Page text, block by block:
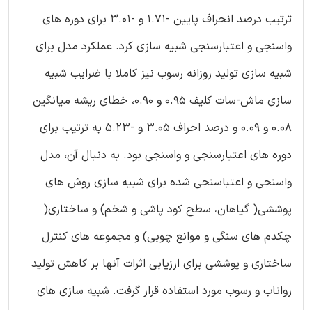
ترتیب درصد انحراف پایین -1.71 و -3.01 برای دوره های
واسنجی و اعتبارسنجی شبیه سازی کرد. عملکرد مدل برای
شبیه سازی تولید روزانه رسوب نیز کاملا با ضرایب شبیه
سازی ماش-سات کلیف 0.95 و 0.90، خطای ریشه میانگین
0.08 و 0.09 و درصد احراف 3.05 و -5.23 به ترتیب برای
دوره های اعتبارسنجی و واسنجی بود. به دنبال آن، مدل
واسنجی و اعتباسنجی شده برای شبیه سازی روش های
پوششی( گیاهان، سطح کود پاشی و شخم) و ساختاری(
چکدم های سنگی و موانع چوبی) و مجموعه های کنترل
ساختاری و پوششی برای ارزیابی اثرات آنها بر کاهش تولید
رواناب و رسوب مورد استفاده قرار گرفت. شبیه سازی های